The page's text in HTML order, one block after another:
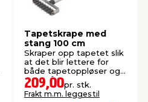
Tapetskrape med
stang 100 cm
Skraper opp tapetet slik
at det blir lettere for
både tapetoppløser og
damp å trenge inn.
209,00pr. stk.
Frakt m.m. legges til